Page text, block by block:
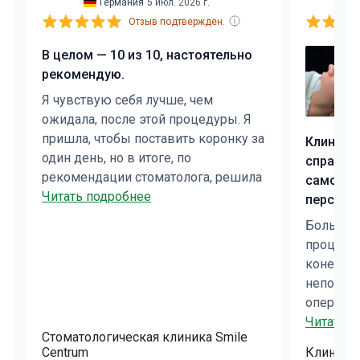
Германия 5 июл. 2026 г.
Отзыв подтвержден.
В целом — 10 из 10, настоятельно
рекомендую.
Я чувствую себя лучше, чем
ожидала, после этой процедуры. Я
пришла, чтобы поставить коронку за
один день, но в итоге, по
рекомендации стоматолога, решила
сделать накладку. Мне понравилось,
обязательно вина администратора
или врача/клиники — просто нужно
Читать подробнее
Стоматологическая клиника Smile
Centrum
Клиника
самой
меня.
Больше
процесс
Читать
Клиника